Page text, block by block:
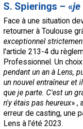
S. Spierings – «je
Face à une situation
retourner à Toulouse
exceptionnel
l'article 213-4 du
Professionnel. Un
pendant un an à Lens,
un nouvel entraîneur et
que je parte. C'est un
n'y étais pas heureux» ,
erreur de casting, une
Lens à l'été 2023.